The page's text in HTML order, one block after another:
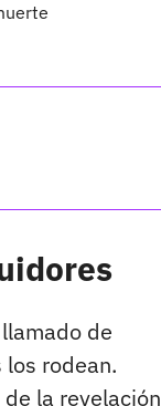
de
rodean.
la revelación